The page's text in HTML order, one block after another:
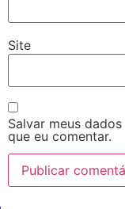
Site
Salvar meus
que eu comentar.